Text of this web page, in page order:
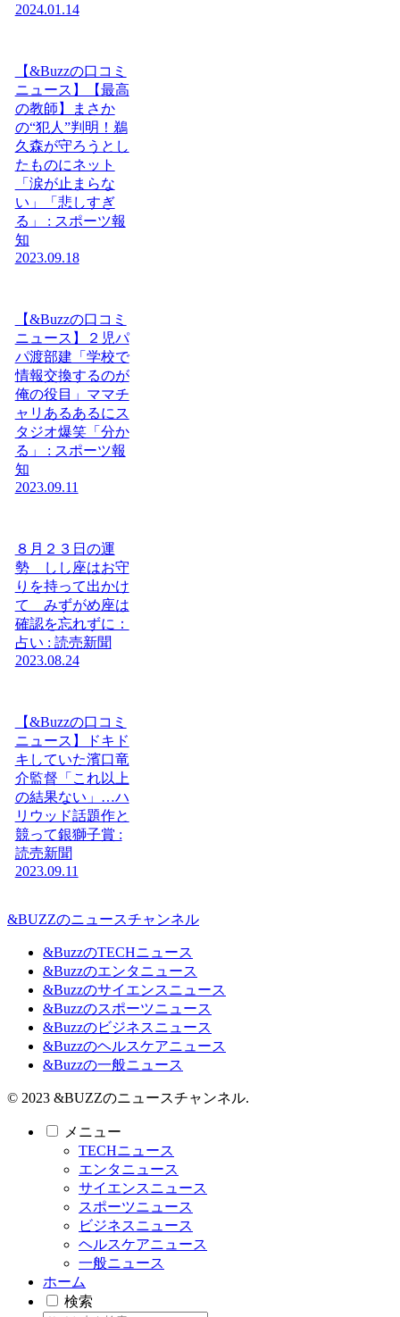
2024.01.14
【&Buzzの口コミ
ニュース】【最高
の教師】まさか
の“犯人”判明！鵜
久森が守ろうとし
たものにネット
「涙が止まらな
い」「悲しすぎ
る」 : スポーツ報
知
2023.09.18
【&Buzzの口コミ
ニュース】２児パ
パ渡部建「学校で
情報交換するのが
俺の役目」ママチ
ャリあるあるにス
タジオ爆笑「分か
る」 : スポーツ報
知
2023.09.11
８月２３日の運
勢 しし座はお守
りを持って出かけ
て みずがめ座は
確認を忘れずに：
占い : 読売新聞
2023.08.24
【&Buzzの口コミ
ニュース】ドキド
キしていた濱口竜
介監督「これ以上
の結果ない」…ハ
リウッド話題作と
競って銀獅子賞 :
読売新聞
2023.09.11
&BUZZのニュースチャンネル
&BuzzのTECHニュース
&Buzzのエンタニュース
&Buzzのサイエンスニュース
&Buzzのスポーツニュース
&Buzzのビジネスニュース
&Buzzのヘルスケアニュース
&Buzzの一般ニュース
© 2023 &BUZZのニュースチャンネル.
メニュー
TECHニュース
エンタニュース
サイエンスニュース
スポーツニュース
ビジネスニュース
ヘルスケアニュース
一般ニュース
ホーム
検索